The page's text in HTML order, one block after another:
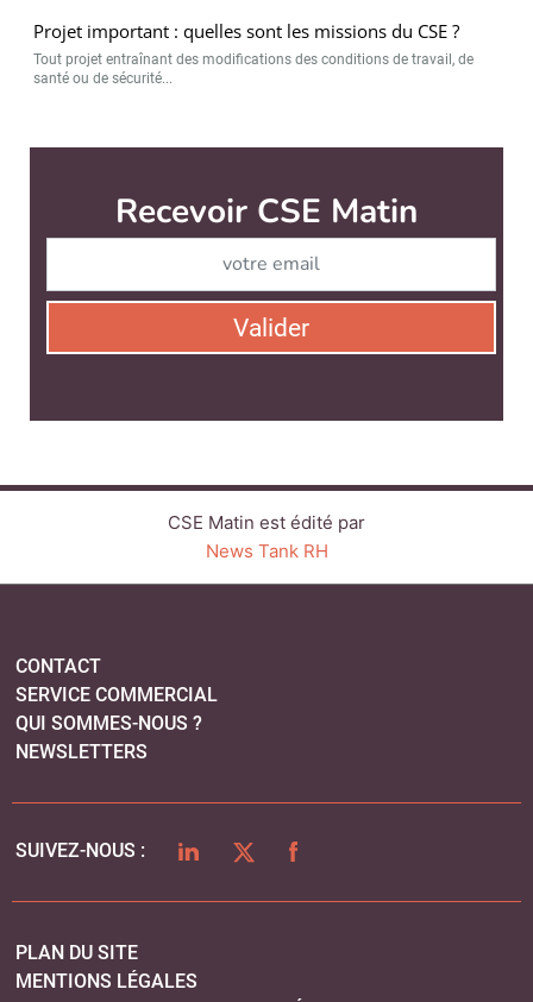
Projet important : quelles sont les missions du CSE ?
Tout projet entraînant des modifications des conditions de travail, de
santé ou de sécurité...
CSE Matin est édité par
QUI SOMMES-NOUS ?
LINKEDINTWITTERFACEBOOK
MENTIONS LÉGALES
POLITIQUE DE CONFIDENTIALITÉ
COOKIES